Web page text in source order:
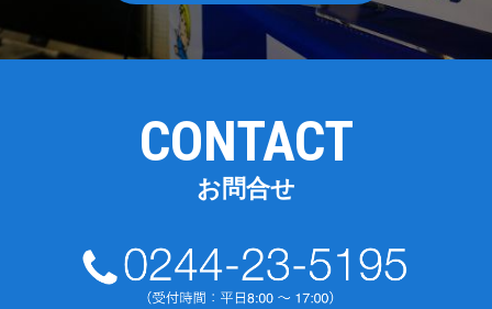
CONTACT
お問合せ